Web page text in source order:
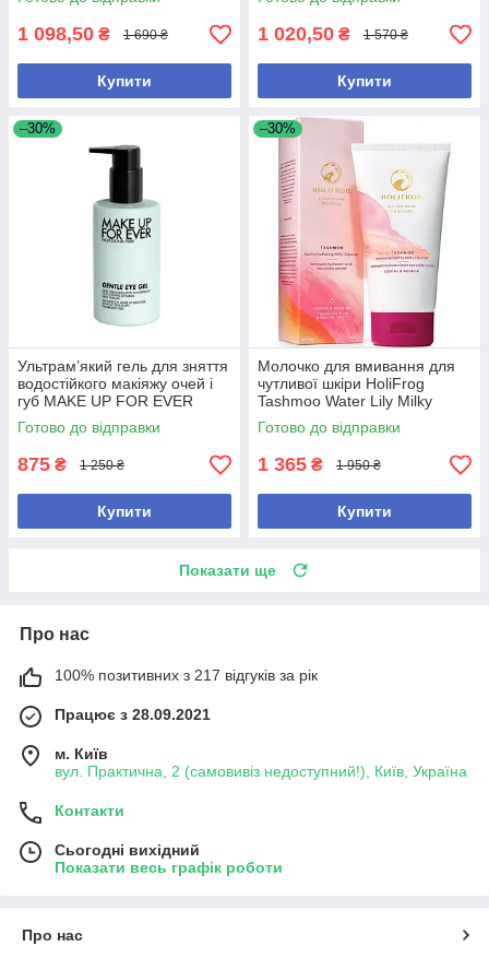
1 098,50 ₴ 1 690 ₴
Купити
шкіри
1 020,50 ₴ 1 570 ₴
Купити
–30%
Ультрам’який гель для зняття
водостійкого макіяжу очей і
губ MAKE UP FOR EVER
Gentle Eye Gel, 125 мл
Готово до відправки
875 ₴ 1 250 ₴
Купити
–30%
Молочко для вмивання для
чутливої шкіри HoliFrog
Tashmoo Water Lily Milky
Wash 150 мл
Готово до відправки
1 365 ₴ 1 950 ₴
Купити
Показати ще
Про нас
100% позитивних з 217 відгуків за рік
Працює з 28.09.2021
м. Київ
вул. Практична, 2 (самовивіз недоступний!), Київ, Україна
Контакти
Сьогодні вихідний
Показати весь графік роботи
Про нас